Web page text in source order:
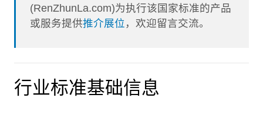
(RenZhunLa.com)为执行该国家标准的产品
或服务提供推介展位 ，欢迎留言交流。
行业标准基础信息